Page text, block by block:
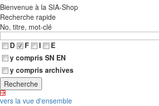
Bienvenue à la SIA-Shop
Recherche rapide
No, titre, mot-clé
D
F I
E
y compris SN EN
y compris archives
vers la vue d'ensemble